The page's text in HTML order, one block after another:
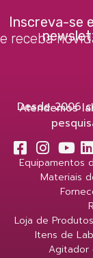
Inscreva-se
e receba
Desde 2006
Atendemos
Equipamentos
Materiais
Loja de
Itens de
Agitador